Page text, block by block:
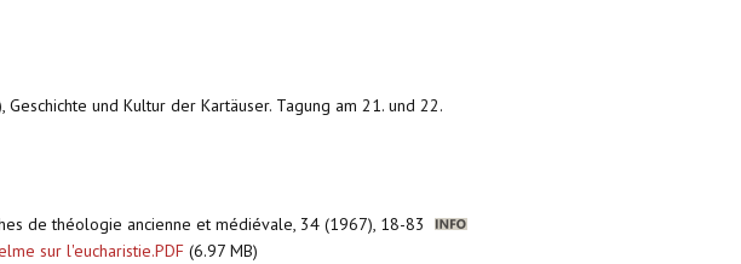
Geschichte und Kultur der Kartäuser. Tagung am 21. und 22.
de théologie ancienne et médiévale, 34 (1967), 18-83
sur l'eucharistie.PDF (6.97 MB)